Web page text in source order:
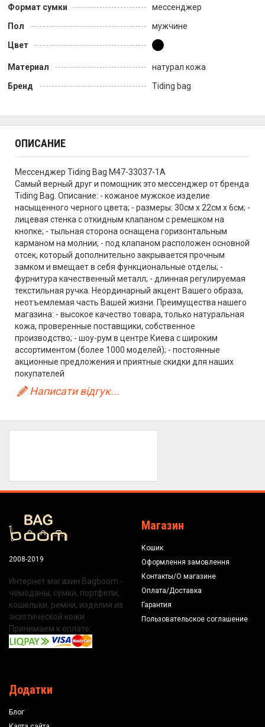
Формат сумки
мессенджер
Пол
мужчине
Цвет
Материал
натурал кожа
Бренд
Tiding bag
ОПИСАНИЕ
Мессенджер Tiding Bag M47-33037-1A
Самый верный друг и помощник это мессенджер от бренда
Tiding Bag. Описание: - кожаное мужское изделие
насыщенного черного цвета; - размеры: 30см х 22см х 6см; -
лицевая стенка с откидным клапаном с ремешком на
кнопке; - тыльная сторона оснащена горизонтальным
карманом на молнии; - под клапаном расположен основной
отсек, который дополнительно закрывается прочным
замком и вмещает в себя функциональные отделы; -
фурнитура качественный металл; - длинная регулируемая
текстильная ручка. Неординарный акцент Вашего образа,
неотъемлемая часть Вашей жизни. Преимущества нашего
магазина: - высокое качество товара, только натуральная
кожа, проверенные поставщики, собственное
производство; - шоу-рум в центре Киева с широким
ассортиментом (более 1000 моделей); - постоянные
акционные предложения и приятные скидки для наших
покупателей
Написати відгук...
2008-2019
Интернет магазин Bagboom -
чемоданы, сумки, портфели,
кошельки, ремни, изделия из
экзотической кожи.
Принимаем к оплате:
Магазин
Кошик
Оформлення замовлення
Контакты/О магазине
Оплата/Доставка
Гарантия
Пользовательское соглашение
Додатки
Блог